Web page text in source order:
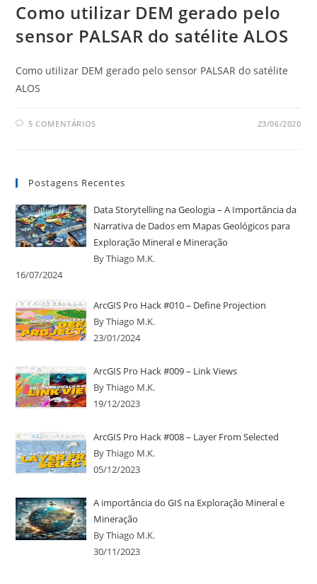
Como utilizar DEM gerado pelo
sensor PALSAR do satélite ALOS
Como utilizar DEM gerado pelo sensor PALSAR do satélite
ALOS
5 COMENTÁRIOS 23/06/2020
Postagens Recentes
Data Storytelling na Geologia – A Importância da
Narrativa de Dados em Mapas Geológicos para
Exploração Mineral e Mineração
By Thiago M.K.
16/07/2024
ArcGIS Pro Hack #010 – Define Projection
By Thiago M.K.
23/01/2024
ArcGIS Pro Hack #009 – Link Views
By Thiago M.K.
19/12/2023
ArcGIS Pro Hack #008 – Layer From Selected
By Thiago M.K.
05/12/2023
A importância do GIS na Exploração Mineral e
Mineração
By Thiago M.K.
30/11/2023